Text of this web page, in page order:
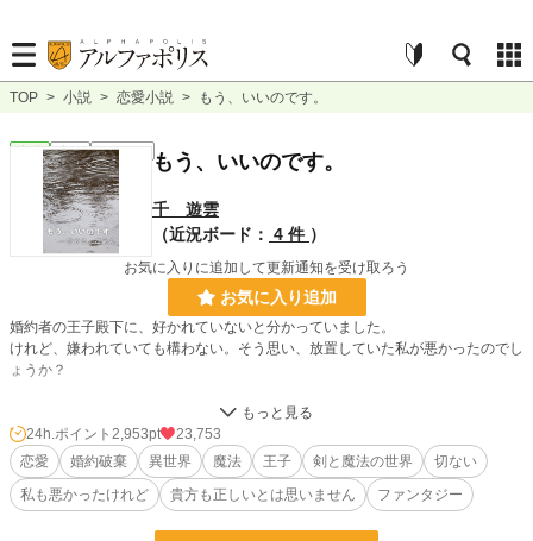
TOP > 小説 > 恋愛小説 > もう、いいのです。
完結 ｼｮｰﾄｼｮｰﾄ もう、いいのです。
千 遊雲
（近況ボード： 4 件 ）
お気に入りに追加して更新通知を受け取ろう
お気に入り追加
婚約者の王子殿下に、好かれていないと分かっていました。
けれど、嫌われていても構わない。そう思い、放置していた私が悪かったのでし
ょうか？
427 位 / 229,000 件
恋愛 245 位 / 66,399 件
お気に入り 1,246
24h.ポイント 2,953pt
23,753
恋愛
婚約破棄 異世界 魔法 王子 剣と魔法の世界
切ない
私も悪かったけれど
貴方も正しいとは思いません ファンタジー